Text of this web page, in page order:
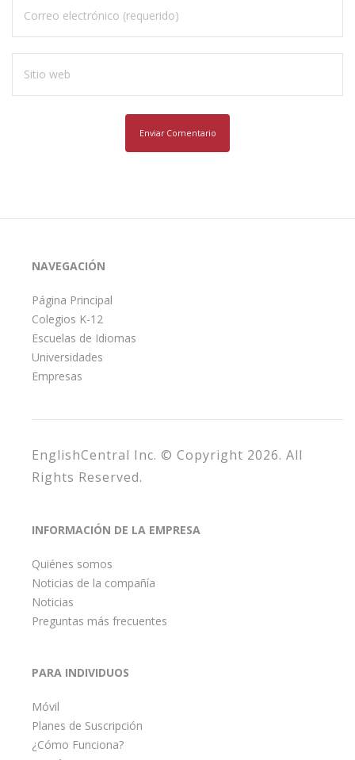
NAVEGACIÓN
Página Principal
Colegios K-12
Escuelas de Idiomas
Universidades
Empresas
EnglishCentral Inc. © Copyright 2026. All
Rights Reserved.
INFORMACIÓN DE LA EMPRESA
Quiénes somos
Noticias de la compañía
Noticias
Preguntas más frecuentes
PARA INDIVIDUOS
Móvil
Planes de Suscripción
¿Cómo Funciona?